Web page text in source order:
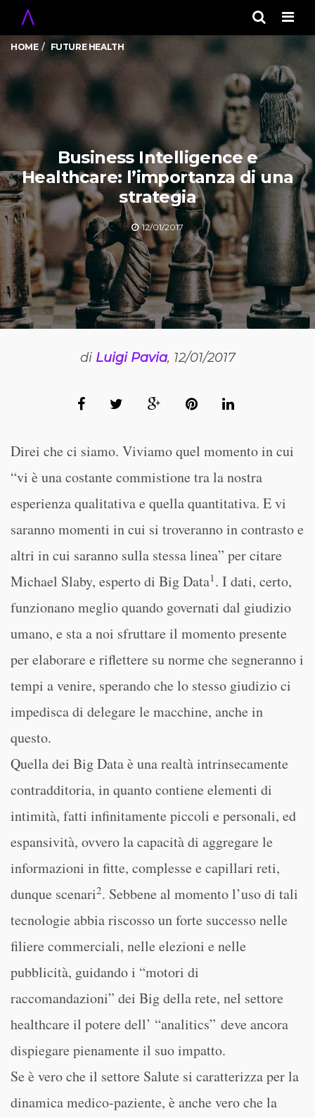
HOME FUTURE HEALTH
Business Intelligence e
Healthcare: l’importanza di una
strategia
12/01/2017
di Luigi Pavia, 12/01/2017
Direi che ci siamo. Viviamo quel momento in cui
“vi è una costante commistione tra la nostra
esperienza qualitativa e quella quantitativa. E vi
saranno momenti in cui si troveranno in contrasto e
altri in cui saranno sulla stessa linea” per citare
Michael Slaby, esperto di Big Data1 . I dati, certo,
funzionano meglio quando governati dal giudizio
umano, e sta a noi sfruttare il momento presente
per elaborare e riflettere su norme che segneranno i
tempi a venire, sperando che lo stesso giudizio ci
impedisca di delegare le macchine, anche in
questo.
Quella dei Big Data è una realtà intrinsecamente
contradditoria, in quanto contiene elementi di
intimità, fatti infinitamente piccoli e personali, ed
espansività, ovvero la capacità di aggregare le
informazioni in fitte, complesse e capillari reti,
dunque scenari2. Sebbene al momento l’uso di tali
tecnologie abbia riscosso un forte successo nelle
filiere commerciali, nelle elezioni e nelle
pubblicità, guidando i “motori di
raccomandazioni” dei Big della rete, nel settore
healthcare il potere dell’ “analitics” deve ancora
dispiegare pienamente il suo impatto.
Se è vero che il settore Salute si caratterizza per la
dinamica medico-paziente, è anche vero che la